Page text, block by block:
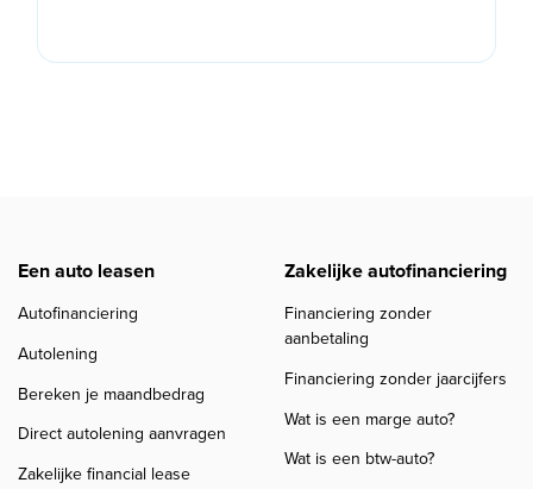
Een auto leasen
Autofinanciering
Autolening
Bereken je maandbedrag
Direct autolening aanvragen
Zakelijke financial lease
Zakelijke autofinanciering
Financiering zonder
aanbetaling
Financiering zonder jaarcijfers
Wat is een marge auto?
Wat is een btw-auto?